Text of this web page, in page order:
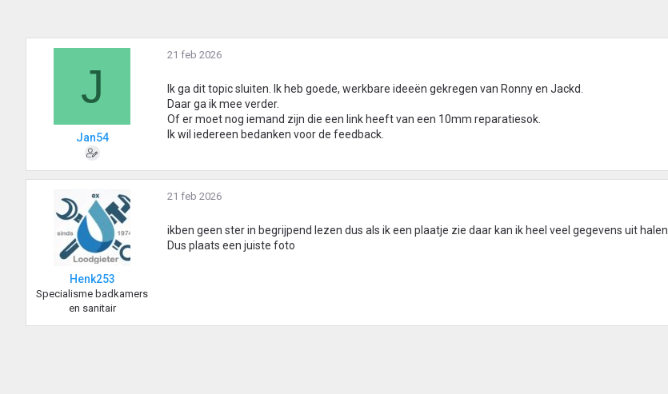
J
Jan54
21 feb 2026
Ik ga dit topic sluiten. Ik heb goede, werkbare ideeën gekregen van Ronny en Jackd.
Daar ga ik mee verder.
Of er moet nog iemand zijn die een link heeft van een 10mm reparatiesok.
Ik wil iedereen bedanken voor de feedback.
Henk253
Specialisme badkamers
en sanitair
21 feb 2026
ikben geen ster in begrijpend lezen dus als ik een plaatje zie daar kan ik heel veel gegevens uit halen
Dus plaats een juiste foto